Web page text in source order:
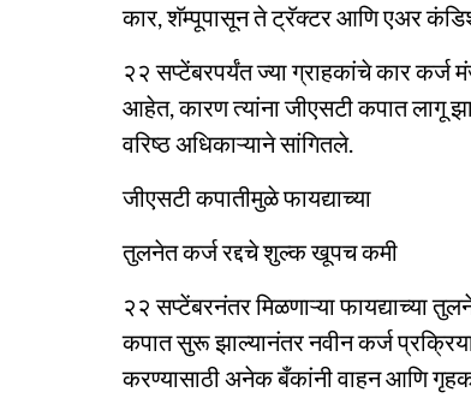
कार, शॅम्पूपासून ते ट्रॅक्टर आणि एअर
२२ सप्टेंबरपर्यंत ज्या ग्राहकांचे कार कर्ज
आहेत, कारण त्यांना जीएसटी कपात लागू
वरिष्ठ अधिकाऱ्याने सांगितले.
जीएसटी कपातीमुळे फायद्याच्या
तुलनेत कर्ज रद्दचे शुल्क खूपच कमी
२२ सप्टेंबरनंतर मिळणाऱ्या फायद्याच्या
कपात सुरू झाल्यानंतर नवीन कर्ज
करण्यासाठी अनेक बँकांनी वाहन आणि